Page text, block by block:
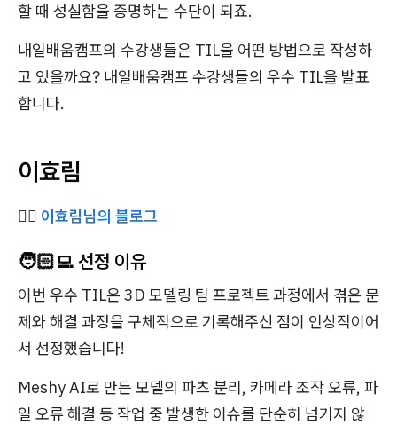
할 때 성실함을 증명하는 수단이 되죠.
내일배움캠프의 수강생들은 TIL을 어떤 방법으로 작성하
고 있을까요? 내일배움캠프 수강생들의 우수 TIL을 발표
합니다.
이효림
✍🏻 이효림님의 블로그
🧑🏻‍💻 선정 이유
이번 우수 TIL은 3D 모델링 팀 프로젝트 과정에서 겪은 문
제와 해결 과정을 구체적으로 기록해주신 점이 인상적이어
서 선정했습니다!
Meshy AI로 만든 모델의 파츠 분리, 카메라 조작 오류, 파
일 오류 해결 등 작업 중 발생한 이슈를 단순히 넘기지 않